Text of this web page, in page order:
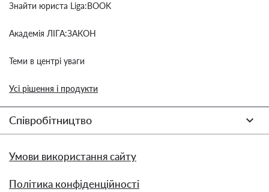
Знайти юриста Liga:BOOK
Академія ЛІГА:ЗАКОН
Теми в центрі уваги
Усі рішення і продукти
Співробітництво
Умови використання сайту
Політика конфіденційності